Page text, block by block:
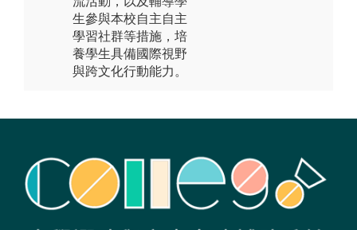
生參與本校自主自主
學習社群等措施，培
養學生具備國際視野
與跨文化行動能力。